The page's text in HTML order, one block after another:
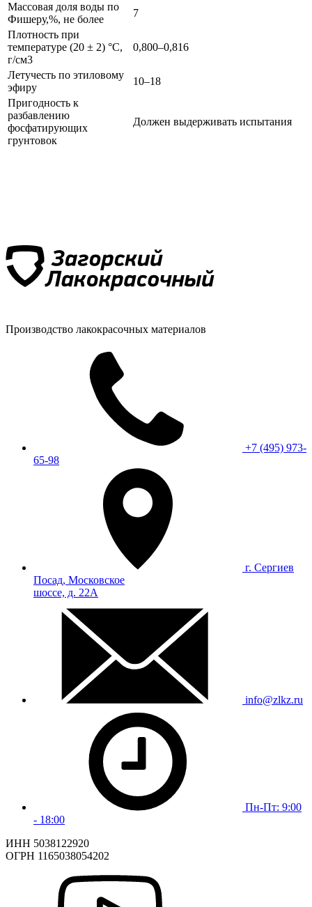
Массовая доля воды по
Фишеру,%, не более
7
Плотность при
температуре (20 ± 2) °C,
г/см3
0,800–0,816
Летучесть по этиловому
эфиру
10–18
Пригодность к
разбавлению
фосфатирующих
грунтовок
Должен выдерживать испытания
Производство лакокрасочных материалов
+7 (495) 973-
65-98
г. Сергиев
Посад, Московское
шоссе, д. 22А
info@zlkz.ru
Пн-Пт: 9:00
- 18:00
ИНН 5038122920
ОГРН 1165038054202